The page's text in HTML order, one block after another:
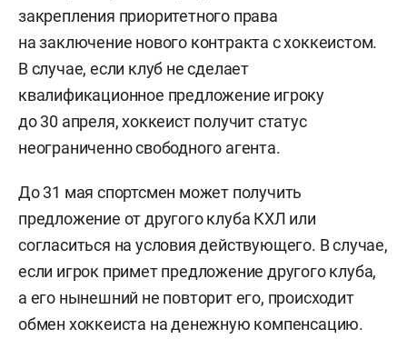
закрепления приоритетного права
на заключение нового контракта с хоккеистом.
В случае, если клуб не сделает
квалификационное предложение игроку
до 30 апреля, хоккеист получит статус
неограниченно свободного агента.
До 31 мая спортсмен может получить
предложение от другого клуба КХЛ или
согласиться на условия действующего. В случае,
если игрок примет предложение другого клуба,
а его нынешний не повторит его, происходит
обмен хоккеиста на денежную компенсацию.